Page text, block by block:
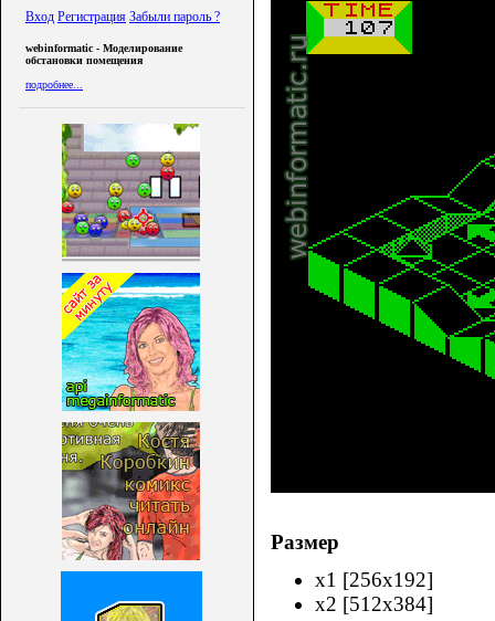
Вход Регистрация Забыли пароль ?
webinformatic - Моделирование
обстановки помещения
подробнее...
Размер
x1 [256x192]
x2 [512x384]